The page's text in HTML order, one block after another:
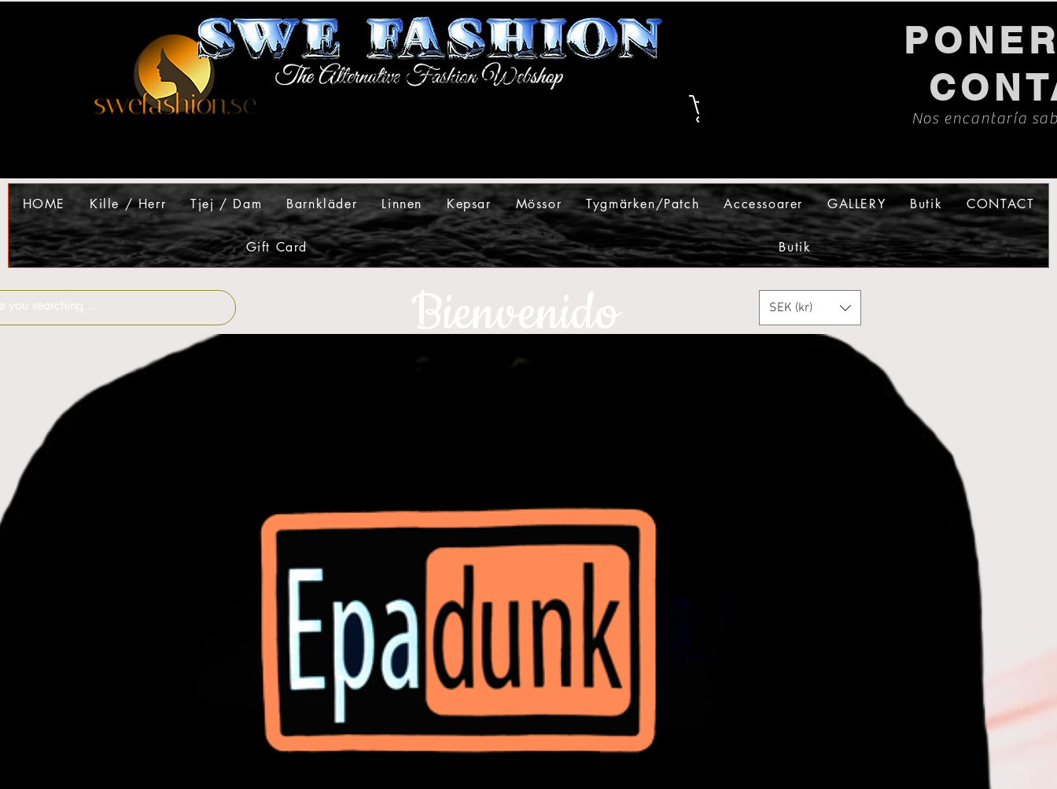
Nos encantaría
HOME Kille / Herr Tjej / Dam Barnkläder Linnen Kepsar Mössor Tygmärken/Patch Accessoarer GALLERY Butik CONTACT
Gift Card Butik
Bienvenido SEK (kr)